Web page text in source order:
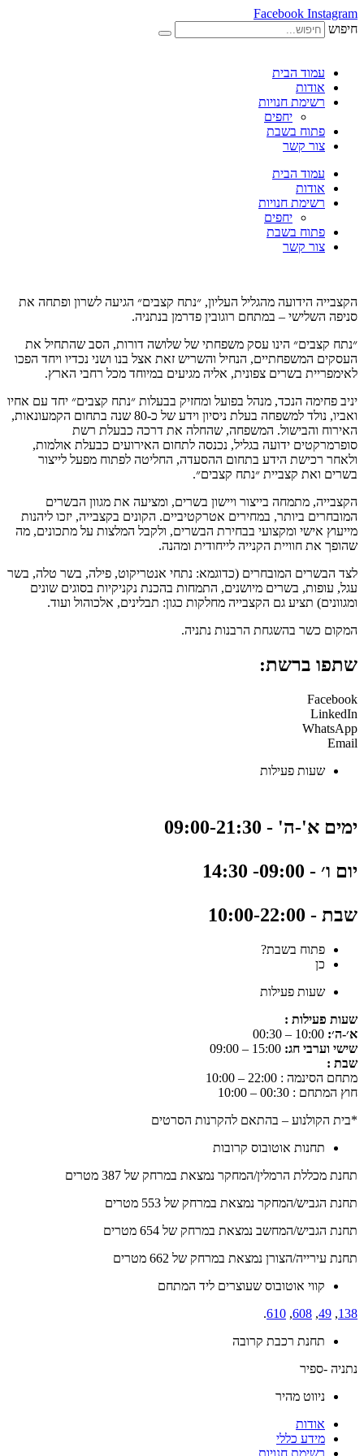
Facebook Instagram
חיפוש
עמוד הבית
אודות
רשימת חנויות
יחפים
פתוח בשבת
צור קשר
עמוד הבית
אודות
רשימת חנויות
יחפים
פתוח בשבת
צור קשר
הקצבייה הידועה מהגליל העליון, ״נתח קצבים״ הגיעה לשרון ופתחה את
סניפה השלישי – במתחם רוגובין פדרמן בנתניה.
״נתח קצבים״ הינו עסק משפחתי של שלושה דורות, הסב שהתחיל את
העסקים המשפחתיים, הנחיל והשריש זאת אצל בנו ושני נכדיו ויחד הפכו
לאימפריית בשרים צפונית, אליה מגיעים במיוחד מכל רחבי הארץ.
יניב פחימה הנכד, מנהל בפועל ומחזיק בבעלות ״נתח קצבים״ יחד עם אחיו
ואביו, נולד למשפחה בעלת ניסיון וידע של כ-80 שנה בתחום הקמעונאות,
האירוח והבישול. המשפחה, שהחלה את דרכה כבעלת רשת
סופרמרקטים ידועה בגליל, נכנסה לתחום האירועים כבעלת אולמות,
ולאחר רכישת הידע בתחום ההסעדה, החליטה לפתוח מפעל לייצור
בשרים ואת קצביית ״נתח קצבים״.
הקצבייה, מתמחה בייצור ויישון בשרים, ומציעה את מגוון הבשרים
המובחרים ביותר, במחירים אטרקטיביים. הקונים בקצבייה, יזכו ליהנות
מייעוץ אישי ומקצועי בבחירת הבשרים, ולקבל המלצות על מתכונים, מה
שהופך את חוויית הקנייה לייחודית ומהנה.
לצד הבשרים המובחרים (כדוגמא: נתחי אנטריקוט, פילה, בשר טלה, בשר
עגל, עופות, בשרים מיושנים, התמחות בהכנת נקניקיות בסוגים שונים
ומגוונים) תציע גם הקצבייה מחלקות כגון: תבלינים, אלכוהול ועוד.
המקום כשר בהשגחת הרבנות נתניה.
שתפו ברשת:
Facebook
LinkedIn
WhatsApp
Email
שעות פעילות
ימים א'-ה' - 09:00-21:30
יום ו׳ - 09:00- 14:30
שבת - 10:00-22:00
פתוח בשבת?
כן
שעות פעילות
שעות פעילות :
א׳-ה׳:
שישי וערבי חג:
שבת :
מתחם הסינמה : 22:00 – 10:00
חוץ המתחם : 00:30 – 10:00
*בית הקולנוע – בהתאם להקרנות הסרטים
תחנות אוטובוס קרובות
תחנת מכללת הרמלין/המחקר נמצאת במרחק של 387 מטרים
תחנת הגביש/המחקר נמצאת במרחק של 553 מטרים
תחנת הגביש/המחשב נמצאת במרחק של 654 מטרים
תחנת עירייה/הצורן נמצאת במרחק של 662 מטרים
קווי אוטובוס שעוצרים ליד המתחם
138
,
49
,
608
,
610
.
תחנת רכבת קרובה
נתניה -ספיר
ניווט מהיר
אודות
מידע כללי
רשימת חנויות